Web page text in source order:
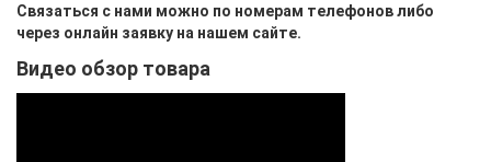
Связаться с нами можно по номерам телефонов либо
через онлайн заявку на нашем сайте.
Видео обзор товара